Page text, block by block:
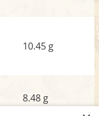
10.45 g
8.48 g
5.11 g